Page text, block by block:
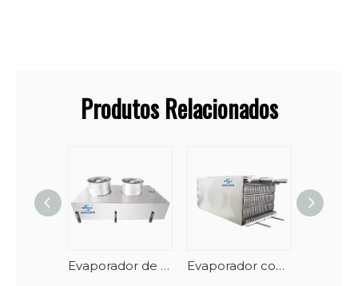
Produtos Relacionados
Evaporador de túnel de frutos do mar em espiral vertical com degelo automático Evaporador congelador espiral de empilhamento de aço inoxidável-AlMg